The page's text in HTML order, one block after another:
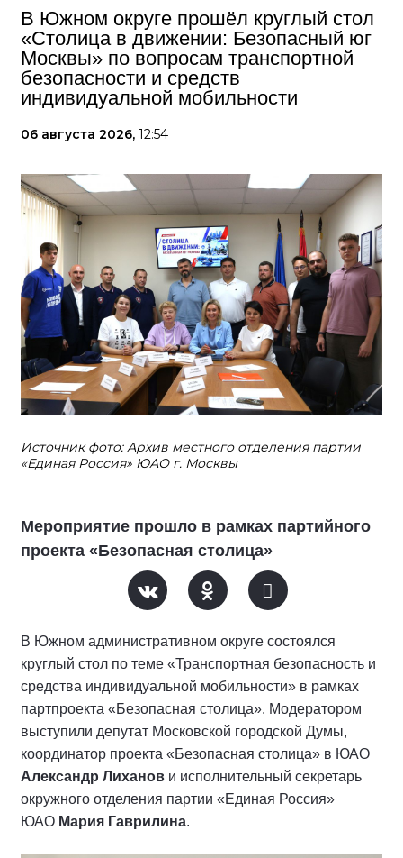
В Южном округе прошёл круглый стол
«Столица в движении: Безопасный юг
Москвы» по вопросам транспортной
безопасности и средств
индивидуальной мобильности
06 августа 2026, 12:54
Источник фото: Архив местного отделения партии
«Единая Россия» ЮАО г. Москвы
Мероприятие прошло в рамках партийного
проекта «Безопасная столица»
В Южном административном округе состоялся
круглый стол по теме «Транспортная безопасность и
средства индивидуальной мобильности» в рамках
партпроекта «Безопасная столица». Модератором
выступили депутат Московской городской Думы,
координатор проекта «Безопасная столица» в ЮАО
Александр Лиханов и исполнительный секретарь
окружного отделения партии «Единая Россия»
ЮАО Мария Гаврилина.